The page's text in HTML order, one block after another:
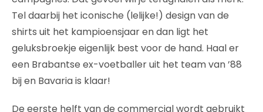
Tel daarbij het iconische (lelijke!) design van de
shirts uit het kampioensjaar en dan ligt het
geluksbroekje eigenlijk best voor de hand. Haal er
een Brabantse ex-voetballer uit het team van ’88
bij en Bavaria is klaar!
De eerste helft van de commercial wordt gebruikt